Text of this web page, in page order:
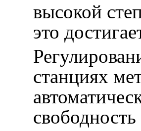
высокой
это
станциях